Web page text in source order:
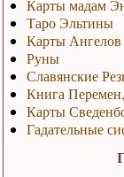
Карты мадам
Таро Эльтины
Карты Ангелов
Руны
Славянские
Книга
Карты
Гадательные